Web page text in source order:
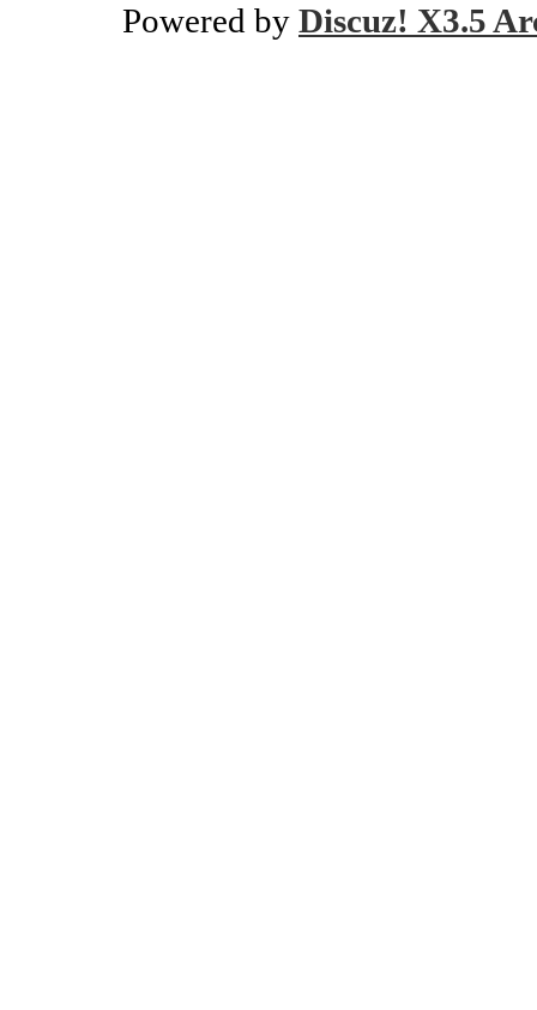
Powered by Discuz! X3.5